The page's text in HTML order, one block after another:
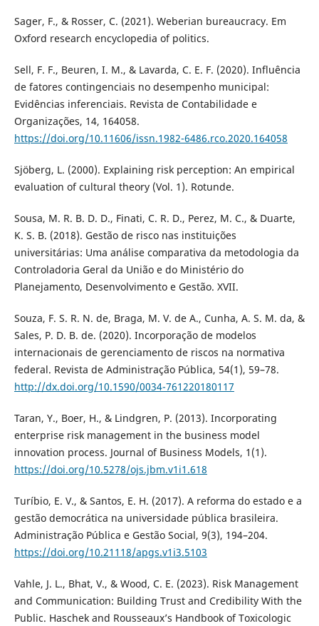
Sager, F., & Rosser, C. (2021). Weberian bureaucracy. Em
Oxford research encyclopedia of politics.
Sell, F. F., Beuren, I. M., & Lavarda, C. E. F. (2020). Influência
de fatores contingenciais no desempenho municipal:
Evidências inferenciais. Revista de Contabilidade e
Organizações, 14, 164058.
https://doi.org/10.11606/issn.1982-6486.rco.2020.164058
Sjöberg, L. (2000). Explaining risk perception: An empirical
evaluation of cultural theory (Vol. 1). Rotunde.
Sousa, M. R. B. D. D., Finati, C. R. D., Perez, M. C., & Duarte,
K. S. B. (2018). Gestão de risco nas instituições
universitárias: Uma análise comparativa da metodologia da
Controladoria Geral da União e do Ministério do
Planejamento, Desenvolvimento e Gestão. XVII.
Souza, F. S. R. N. de, Braga, M. V. de A., Cunha, A. S. M. da, &
Sales, P. D. B. de. (2020). Incorporação de modelos
internacionais de gerenciamento de riscos na normativa
federal. Revista de Administração Pública, 54(1), 59–78.
http://dx.doi.org/10.1590/0034-761220180117
Taran, Y., Boer, H., & Lindgren, P. (2013). Incorporating
enterprise risk management in the business model
innovation process. Journal of Business Models, 1(1).
https://doi.org/10.5278/ojs.jbm.v1i1.618
Turíbio, E. V., & Santos, E. H. (2017). A reforma do estado e a
gestão democrática na universidade pública brasileira.
Administração Pública e Gestão Social, 9(3), 194–204.
https://doi.org/10.21118/apgs.v1i3.5103
Vahle, J. L., Bhat, V., & Wood, C. E. (2023). Risk Management
and Communication: Building Trust and Credibility With the
Public. Haschek and Rousseaux’s Handbook of Toxicologic